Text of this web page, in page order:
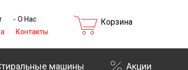
О Нас
Контакты
Корзина
машины Акции